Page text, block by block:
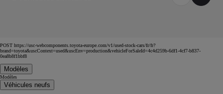
POST https://usc-webcomponents.toyota-europe.com/v1/used-stock-cars/fr/fr?
brand=toyota&uscContext=used&uscEnv=production&vehicleForSaleId=4c4d259b-6df1-4cf7-b837-
0ea8b8f1bbf8
Modèles
Modèles
Véhicules neufs